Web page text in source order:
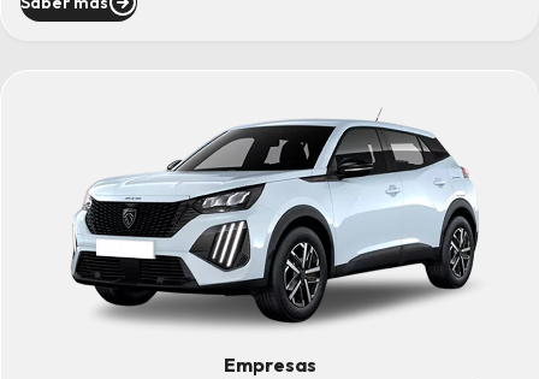
Empresas